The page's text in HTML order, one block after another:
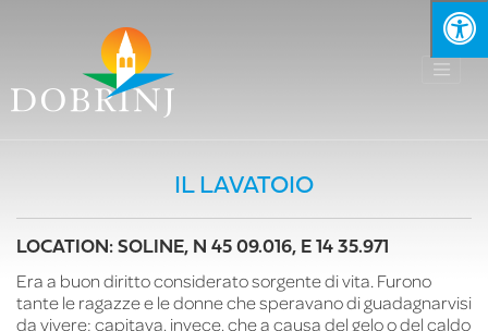
IL LAVATOIO
LOCATION: SOLINE, N 45 09.016, E 14 35.971
Era a buon diritto considerato sorgente di vita. Furono
tante le ragazze e le donne che speravano di guadagnarvisi
da vivere; capitava, invece, che a causa del gelo o del caldo